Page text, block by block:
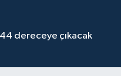
44 dereceye çıkacak